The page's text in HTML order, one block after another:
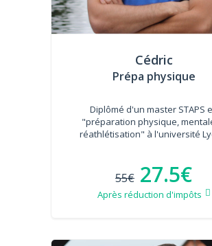
Cédric
Prépa physique
Diplômé d'un master STAPS
"préparation physique,
réathlétisation" à l'université
55€ 27.5€
Après réduction d'impôts